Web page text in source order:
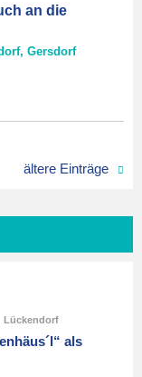
an die
, Gersdorf
ältere Einträge
Lückendorf
als